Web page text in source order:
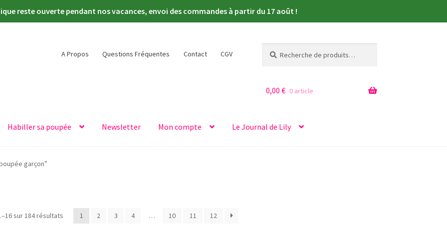
reste ouverte pendant nos vacances, envoi des commandes à partir du 17 août !
A Propos Questions Fréquentes Contact CGV
pour :
Habiller sa poupée Newsletter Mon compte Le Journal de Lily
0,00 € 0 article
garçon”
sur 184 résultats 1 2 3 4 … 10 11 12